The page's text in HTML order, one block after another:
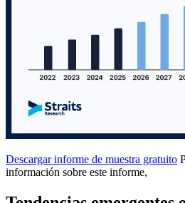
Descargar informe de muestra gratuito
información sobre este informe,